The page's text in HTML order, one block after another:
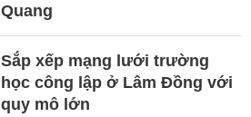
Quang
Sắp xếp mạng lưới trường
học công lập ở Lâm Đồng với
quy mô lớn